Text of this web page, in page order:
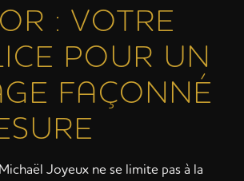
: VOTRE
POUR UN
FAÇONNÉ
Joyeux ne se limite pas à la